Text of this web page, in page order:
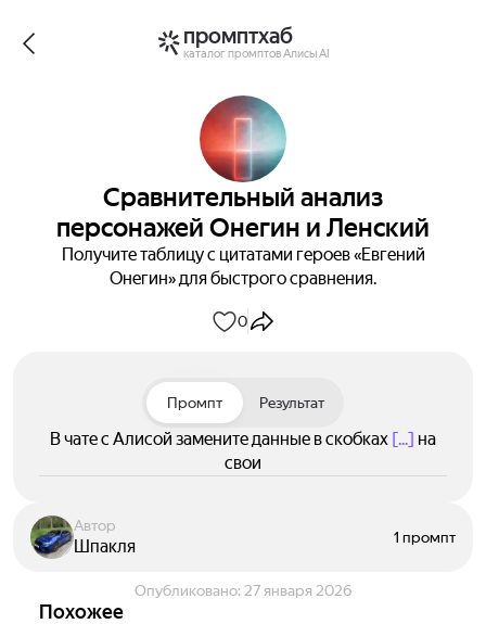
промптхаб
каталог промптов Алисы AI
Сравнительный анализ
персонажей Онегин и Ленский
Получите таблицу с цитатами героев «Евгений
Онегин» для быстрого сравнения.
0
Промпт Результат
В чате с Алисой замените данные в скобках [...] на
свои
Автор
Шпакля 1 промпт
Опубликовано: 27 января 2026
Похожее